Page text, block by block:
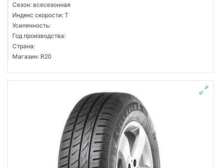
Сезон: всесезонная
Индекс скорости: T
Усиленность:
Год производства:
Страна:
Магазин: R20